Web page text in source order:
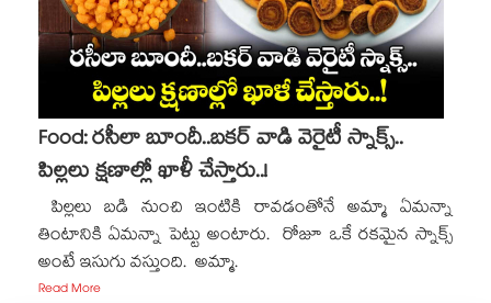
Food: రసీలా బూందీ..బకర్ వాడి వెరైటీ స్నాక్స్..
పిల్లలు క్షణాల్లో ఖాళీ చేస్తారు..!
పిల్లలు బడి నుంచి ఇంటికి రావడంతోనే అమ్మా ఏమన్నా
తింటానికి ఏమన్నా పెట్టు అంటారు. రోజూ ఒకే రకమైన స్నాక్స్​
అంటే ఇసుగు వస్తుంది. అమ్మా.
Read More